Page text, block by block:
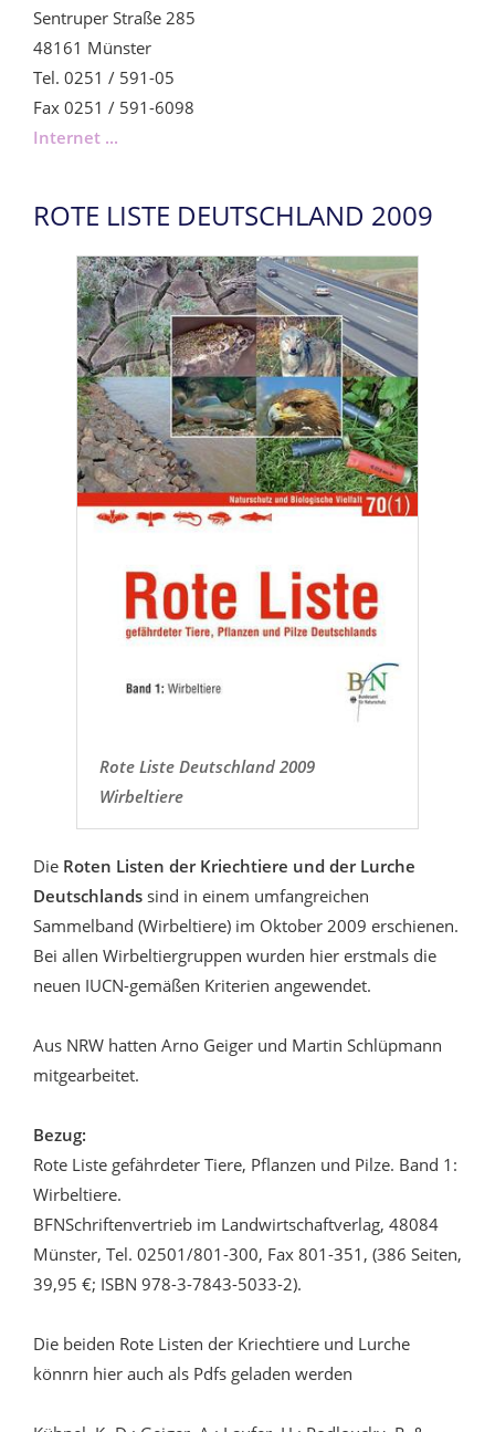
Sentruper Straße 285
48161 Münster
Tel. 0251 / 591-05
Fax 0251 / 591-6098
Internet ...
ROTE LISTE DEUTSCHLAND 2009
Rote Liste Deutschland 2009
Wirbeltiere
Die Roten Listen der Kriechtiere und der Lurche
Deutschlands sind in einem umfangreichen
Sammelband (Wirbeltiere) im Oktober 2009 erschienen.
Bei allen Wirbeltiergruppen wurden hier erstmals die
neuen IUCN-gemäßen Kriterien angewendet.
Aus NRW hatten Arno Geiger und Martin Schlüpmann
mitgearbeitet.
Bezug:
Rote Liste gefährdeter Tiere, Pflanzen und Pilze. Band 1:
Wirbeltiere.
BFNSchriftenvertrieb im Landwirtschaftverlag, 48084
Münster, Tel. 02501/801-300, Fax 801-351, (386 Seiten,
39,95 €; ISBN 978-3-7843-5033-2).
Die beiden Rote Listen der Kriechtiere und Lurche
könnrn hier auch als Pdfs geladen werden